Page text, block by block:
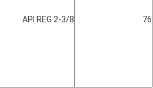
76
2-3/8 API REG